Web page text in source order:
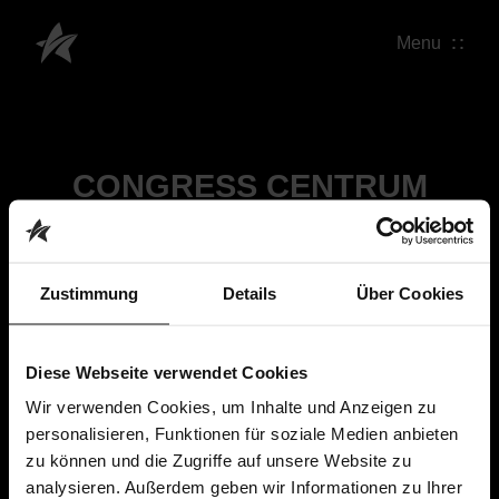
Zustimmung Details Über Cookies
Diese Webseite verwendet Cookies
Wir verwenden Cookies, um Inhalte und Anzeigen zu
personalisieren, Funktionen für soziale Medien anbieten
zu können und die Zugriffe auf unsere Website zu
analysieren. Außerdem geben wir Informationen zu Ihrer
Menu
CONGRESS CENTRUM